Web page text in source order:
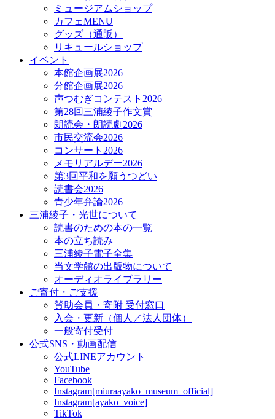
ミュージアムショップ
カフェMENU
グッズ（通販）
リキュールショップ
イベント
本館企画展2026
分館企画展2026
声つむぎコンテスト2026
第28回三浦綾子作文賞
朗読会・朗読劇2026
市民交流会2026
コンサート2026
メモリアルデー2026
第3回平和を願うつどい
読書会2026
青少年弁論2026
三浦綾子・光世について
読書のための本の一覧
本の立ち読み
三浦綾子電子全集
当文学館の出版物について
オーディオライブラリー
ご寄付・ご支援
賛助会員・寄附 受付窓口
入会・更新（個人／法人団体）
一般寄付受付
公式SNS・動画配信
公式LINEアカウント
YouTube
Facebook
Instagram[miuraayako_museum_official]
Instagram[ayako_voice]
TikTok